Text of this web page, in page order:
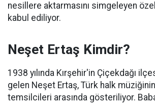
nesillere aktarmasını simgeleyen
kabul ediliyor.
Neşet Ertaş Kimdir?
1938 yılında Kırşehir'in Çiçekdağı
gelen Neşet Ertaş, Türk halk
temsilcileri arasında gösteriliyor.